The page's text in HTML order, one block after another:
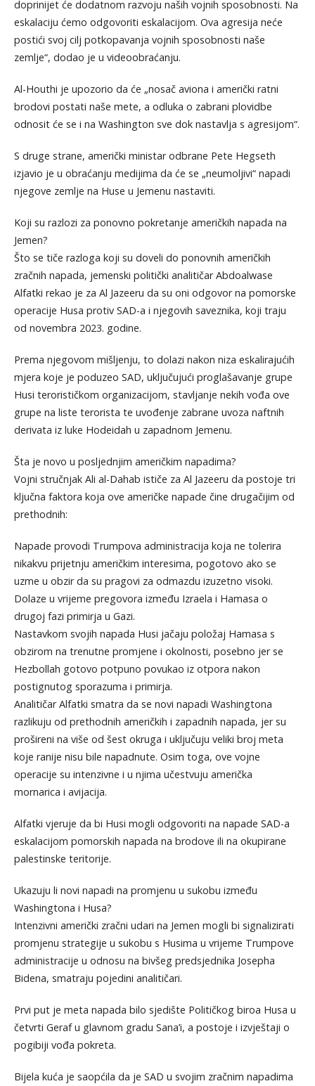
doprinijet će dodatnom razvoju naših vojnih sposobnosti. Na
eskalaciju ćemo odgovoriti eskalacijom. Ova agresija neće
postići svoj cilj potkopavanja vojnih sposobnosti naše
zemlje“, dodao je u videoobraćanju.
Al-Houthi je upozorio da će „nosač aviona i američki ratni
brodovi postati naše mete, a odluka o zabrani plovidbe
odnosit će se i na Washington sve dok nastavlja s agresijom“.
S druge strane, američki ministar odbrane Pete Hegseth
izjavio je u obraćanju medijima da će se „neumoljivi“ napadi
njegove zemlje na Huse u Jemenu nastaviti.
Koji su razlozi za ponovno pokretanje američkih napada na
Jemen?
Što se tiče razloga koji su doveli do ponovnih američkih
zračnih napada, jemenski politički analitičar Abdoalwase
Alfatki rekao je za Al Jazeeru da su oni odgovor na pomorske
operacije Husa protiv SAD-a i njegovih saveznika, koji traju
od novembra 2023. godine.
Prema njegovom mišljenju, to dolazi nakon niza eskalirajućih
mjera koje je poduzeo SAD, uključujući proglašavanje grupe
Husi terorističkom organizacijom, stavljanje nekih vođa ove
grupe na liste terorista te uvođenje zabrane uvoza naftnih
derivata iz luke Hodeidah u zapadnom Jemenu.
Šta je novo u posljednjim američkim napadima?
Vojni stručnjak Ali al-Dahab ističe za Al Jazeeru da postoje tri
ključna faktora koja ove američke napade čine drugačijim od
prethodnih:
Napade provodi Trumpova administracija koja ne tolerira
nikakvu prijetnju američkim interesima, pogotovo ako se
uzme u obzir da su pragovi za odmazdu izuzetno visoki.
Dolaze u vrijeme pregovora između Izraela i Hamasa o
drugoj fazi primirja u Gazi.
Nastavkom svojih napada Husi jačaju položaj Hamasa s
obzirom na trenutne promjene i okolnosti, posebno jer se
Hezbollah gotovo potpuno povukao iz otpora nakon
postignutog sporazuma i primirja.
Analitičar Alfatki smatra da se novi napadi Washingtona
razlikuju od prethodnih američkih i zapadnih napada, jer su
prošireni na više od šest okruga i uključuju veliki broj meta
koje ranije nisu bile napadnute. Osim toga, ove vojne
operacije su intenzivne i u njima učestvuju američka
mornarica i avijacija.
Alfatki vjeruje da bi Husi mogli odgovoriti na napade SAD-a
eskalacijom pomorskih napada na brodove ili na okupirane
palestinske teritorije.
Ukazuju li novi napadi na promjenu u sukobu između
Washingtona i Husa?
Intenzivni američki zračni udari na Jemen mogli bi signalizirati
promjenu strategije u sukobu s Husima u vrijeme Trumpove
administracije u odnosu na bivšeg predsjednika Josepha
Bidena, smatraju pojedini analitičari.
Prvi put je meta napada bilo sjedište Političkog biroa Husa u
četvrti Geraf u glavnom gradu Sana’i, a postoje i izvještaji o
pogibiji vođa pokreta.
Bijela kuća je saopćila da je SAD u svojim zračnim napadima